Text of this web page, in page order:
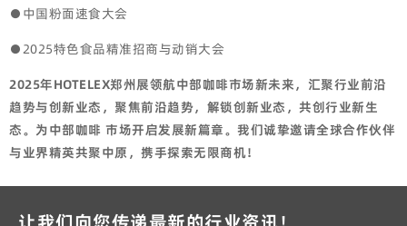
●中国粉面速食大会
●2025特色食品精准招商与动销大会
2025年HOTELEX郑州展领航中部咖啡市场新未来，汇聚行业前沿
趋势与创新业态，聚焦前沿趋势，解锁创新业态，共创行业新生
态。为中部咖啡 市场开启发展新篇章。我们诚挚邀请全球合作伙伴
与业界精英共聚中原，携手探索无限商机！